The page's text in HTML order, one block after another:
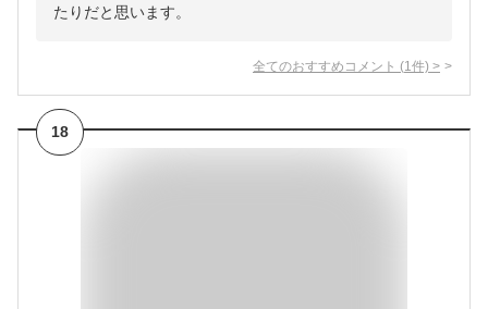
たりだと思います。
全てのおすすめコメント (1 件) >
18